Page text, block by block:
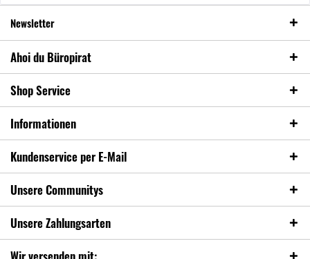
Newsletter
Ahoi du Büropirat
Shop Service
Informationen
Kundenservice per E-Mail
Unsere Communitys
Unsere Zahlungsarten